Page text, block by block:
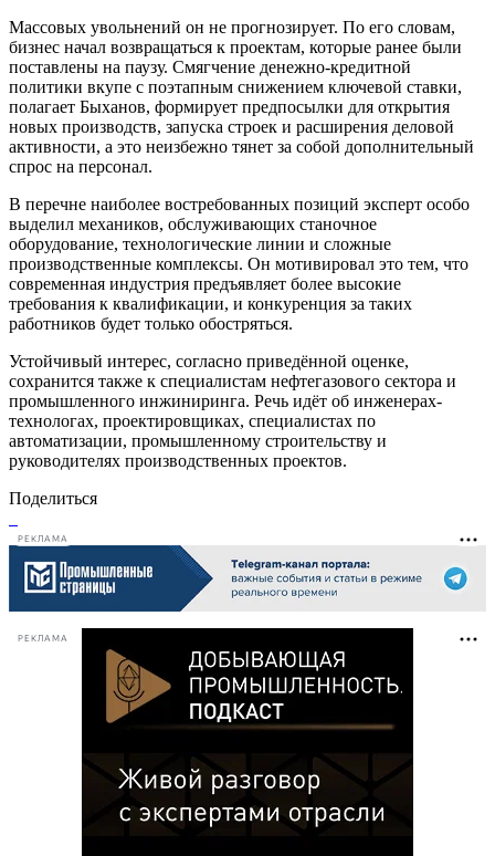
Массовых увольнений он не прогнозирует. По его словам,
бизнес начал возвращаться к проектам, которые ранее были
поставлены на паузу. Смягчение денежно-кредитной
политики вкупе с поэтапным снижением ключевой ставки,
полагает Быханов, формирует предпосылки для открытия
новых производств, запуска строек и расширения деловой
активности, а это неизбежно тянет за собой дополнительный
спрос на персонал.
В перечне наиболее востребованных позиций эксперт особо
выделил механиков, обслуживающих станочное
оборудование, технологические линии и сложные
производственные комплексы. Он мотивировал это тем, что
современная индустрия предъявляет более высокие
требования к квалификации, и конкуренция за таких
работников будет только обостряться.
Устойчивый интерес, согласно приведённой оценке,
сохранится также к специалистам нефтегазового сектора и
промышленного инжиниринга. Речь идёт об инженерах-
технологах, проектировщиках, специалистах по
автоматизации, промышленному строительству и
руководителях производственных проектов.
Поделиться
РЕКЛАМА
РЕКЛАМА